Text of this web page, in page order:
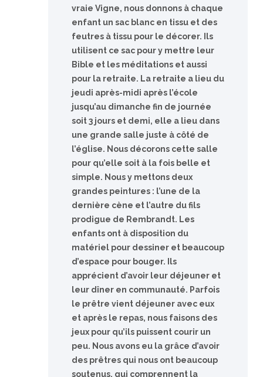
vraie Vigne, nous donnons à chaque
enfant un sac blanc en tissu et des
feutres à tissu pour le décorer. Ils
utilisent ce sac pour y mettre leur
Bible et les méditations et aussi
pour la retraite. La retraite a lieu du
jeudi après-midi après l’école
jusqu’au dimanche fin de journée
soit 3 jours et demi, elle a lieu dans
une grande salle juste à côté de
l’église. Nous décorons cette salle
pour qu’elle soit à la fois belle et
simple. Nous y mettons deux
grandes peintures : l’une de la
dernière cène et l’autre du fils
prodigue de Rembrandt. Les
enfants ont à disposition du
matériel pour dessiner et beaucoup
d’espace pour bouger. Ils
apprécient d’avoir leur déjeuner et
leur dîner en communauté. Parfois
le prêtre vient déjeuner avec eux
et après le repas, nous faisons des
jeux pour qu’ils puissent courir un
peu. Nous avons eu la grâce d’avoir
des prêtres qui nous ont beaucoup
soutenus, qui comprennent la